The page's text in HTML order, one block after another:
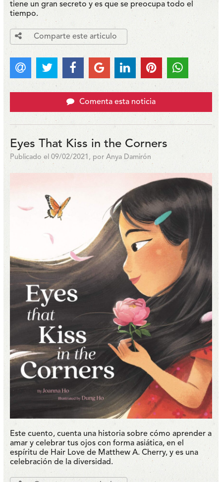
tiene un gran secreto y es que se preocupa todo el
tiempo.
Comparte este articulo
Comenta esta noticia
Eyes That Kiss in the Corners
Publicado el 09/02/2021, por Anya Damirón
Este cuento, cuenta una historia sobre cómo aprender a
amar y celebrar tus ojos con forma asiática, en el
espíritu de Hair Love de Matthew A. Cherry, y es una
celebración de la diversidad.